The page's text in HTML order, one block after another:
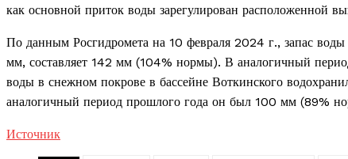
как основной приток воды зарегулирован расположенной
По данным Росгидромета на 10 февраля 2024 г., запас
мм, составляет 142 мм (104% нормы). В аналогичный
воды в снежном покрове в бассейне Воткинского
аналогичный период прошлого года он был 100 мм (89%
Источник